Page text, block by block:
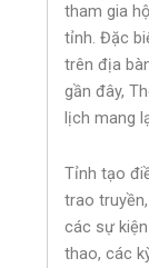
tham gia
tỉnh. Đặc
trên địa
gần đây,
lịch mang
Tỉnh tạo
trao
các sự
thao, các